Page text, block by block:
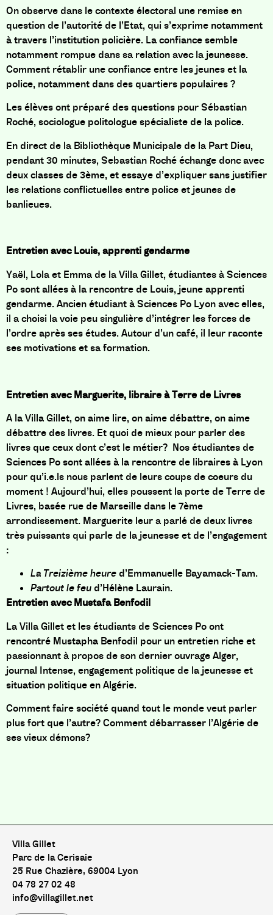
On observe dans le contexte électoral une remise en
question de l’autorité de l’Etat, qui s’exprime notamment
à travers l’institution policière. La confiance semble
notamment rompue dans sa relation avec la jeunesse.
Comment rétablir une confiance entre les jeunes et la
police, notamment dans des quartiers populaires ?
Les élèves ont préparé des questions pour Sébastian
Roché, sociologue politologue spécialiste de la police.
En direct de la Bibliothèque Municipale de la Part Dieu,
pendant 30 minutes, Sebastian Roché échange donc avec
deux classes de 3ème, et essaye d’expliquer sans justifier
les relations conflictuelles entre police et jeunes de
banlieues.
Entretien avec Louis, apprenti gendarme
Yaël, Lola et Emma de la Villa Gillet, étudiantes à Sciences
Po sont allées à la rencontre de Louis, jeune apprenti
gendarme. Ancien étudiant à Sciences Po Lyon avec elles,
il a choisi la voie peu singulière d’intégrer les forces de
l’ordre après ses études. Autour d’un café, il leur raconte
ses motivations et sa formation.
Entretien avec Marguerite, libraire à Terre de Livres
A la Villa Gillet, on aime lire, on aime débattre, on aime
débattre des livres. Et quoi de mieux pour parler des
livres que ceux dont c’est le métier? Nos étudiantes de
Sciences Po sont allées à la rencontre de libraires à Lyon
pour qu’i.e.ls nous parlent de leurs coups de coeurs du
moment ! Aujourd’hui, elles poussent la porte de Terre de
Livres, basée rue de Marseille dans le 7ème
arrondissement. Marguerite leur a parlé de deux livres
très puissants qui parle de la jeunesse et de l’engagement
:
La Treizième heure d’Emmanuelle Bayamack-Tam.
Partout le feu d’Hélène Laurain.
Entretien avecMustafa Benfodil
La Villa Gillet et les étudiants de Sciences Po ont
rencontré Mustapha Benfodil pour un entretien riche et
passionnant à propos de son dernier ouvrage Alger,
journal Intense, engagement politique de la jeunesse et
situation politique en Algérie.
Comment faire société quand tout le monde veut parler
plus fort que l’autre? Comment débarrasser l’Algérie de
ses vieux démons?
Villa Gillet
Parc de la Cerisaie
25 Rue Chazière, 69004 Lyon
04 78 27 02 48
info@villagillet.net